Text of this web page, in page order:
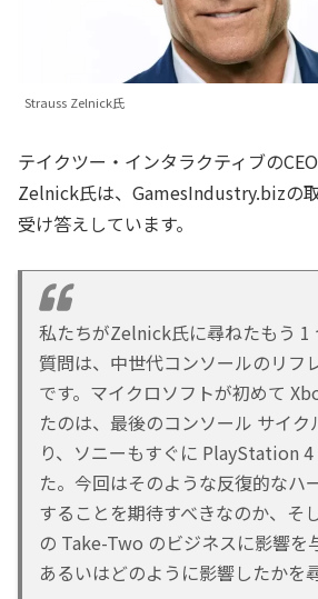
Strauss Zelnick氏
テイクツー・インタラクティブの
Zelnick氏は、GamesIndustry.bizの
受け答えしています。
私たちがZelnick氏に尋ねたもう 1
質問は、中世代コンソールのリフ
です。マイクロソフトが初めて
たのは、最後のコンソール サイク
り、ソニーもすぐに PlayStation
た。今回はそのような反復的なハ
することを期待すべきなのか、そ
の Take-Two のビジネスに影響を
あるいはどのように影響したかを